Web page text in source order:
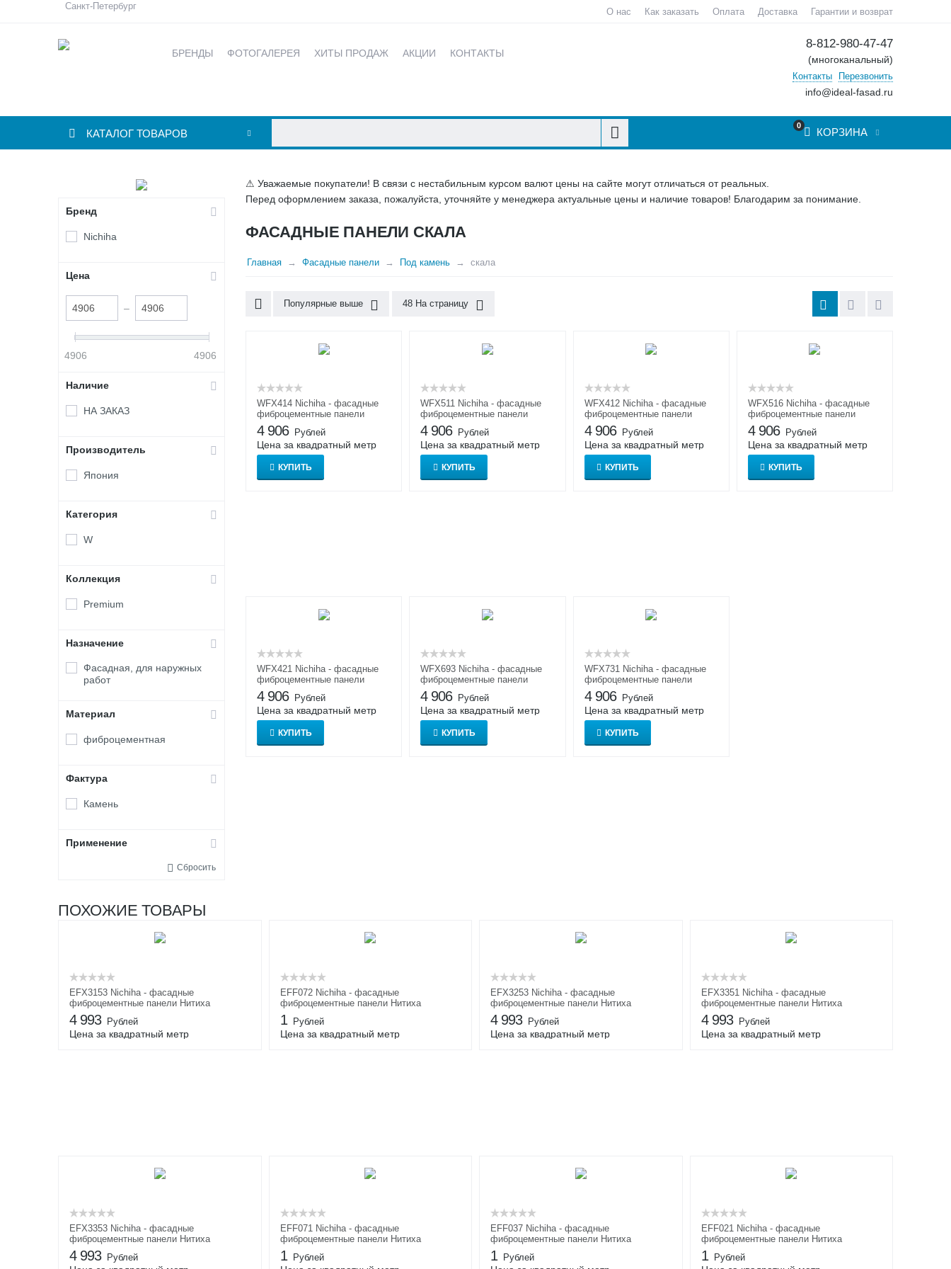
Санкт-Петербург
О нас Как заказать Оплата Доставка Гарантии и возврат
БРЕНДЫ ФОТОГАЛЕРЕЯ ХИТЫ ПРОДАЖ АКЦИИ КОНТАКТЫ
8-812-980-47-47
(многоканальный)
Контакты Перезвонить
info@ideal-fasad.ru
КАТАЛОГ ТОВАРОВ
0
КОРЗИНА
⚠ Уважаемые покупатели! В связи с нестабильным курсом валют цены на сайте могут отличаться от реальных.
Перед оформлением заказа, пожалуйста, уточняйте у менеджера актуальные цены и наличие товаров! Благодарим за понимание.
ФАСАДНЫЕ ПАНЕЛИ СКАЛА
Главная Фасадные панели Под камень скала
Популярные выше 48 На страницу
WFX414 Nichiha - фасадные
фиброцементные панели
Нитиха
4 906 Рублей
Цена за квадратный метр
КУПИТЬ
WFX511 Nichiha - фасадные
фиброцементные панели
Нитиха
4 906 Рублей
Цена за квадратный метр
КУПИТЬ
WFX412 Nichiha - фасадные
фиброцементные панели
Нитиха
4 906 Рублей
Цена за квадратный метр
КУПИТЬ
WFX516 Nichiha - фасадные
фиброцементные панели
Нитиха
4 906 Рублей
Цена за квадратный метр
КУПИТЬ
WFX421 Nichiha - фасадные
фиброцементные панели
Нитиха
4 906 Рублей
Цена за квадратный метр
КУПИТЬ
WFX693 Nichiha - фасадные
фиброцементные панели
Нитиха
4 906 Рублей
Цена за квадратный метр
КУПИТЬ
WFX731 Nichiha - фасадные
фиброцементные панели
Нитиха
4 906 Рублей
Цена за квадратный метр
КУПИТЬ
Бренд
Nichiha
Цена
–
4906 4906
Наличие
НА ЗАКАЗ
Производитель
Япония
Категория
W
Коллекция
Premium
Назначение
Фасадная, для наружных
работ
Материал
фиброцементная
Фактура
Камень
Применение
Сбросить
ПОХОЖИЕ ТОВАРЫ
EFX3153 Nichiha - фасадные
фиброцементные панели Нитиха
4 993 Рублей
Цена за квадратный метр
EFF072 Nichiha - фасадные
фиброцементные панели Нитиха
1 Рублей
Цена за квадратный метр
EFX3253 Nichiha - фасадные
фиброцементные панели Нитиха
4 993 Рублей
Цена за квадратный метр
EFX3351 Nichiha - фасадные
фиброцементные панели Нитиха
4 993 Рублей
Цена за квадратный метр
EFX3353 Nichiha - фасадные
фиброцементные панели Нитиха
4 993 Рублей
EFF071 Nichiha - фасадные
фиброцементные панели Нитиха
1 Рублей
EFF037 Nichiha - фасадные
фиброцементные панели Нитиха
1 Рублей
EFF021 Nichiha - фасадные
фиброцементные панели Нитиха
1 Рублей